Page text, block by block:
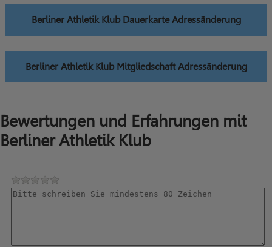
Berliner Athletik Klub Dauerkarte Adressänderung
Berliner Athletik Klub Mitgliedschaft Adressänderung
Bewertungen und Erfahrungen mit
Berliner Athletik Klub